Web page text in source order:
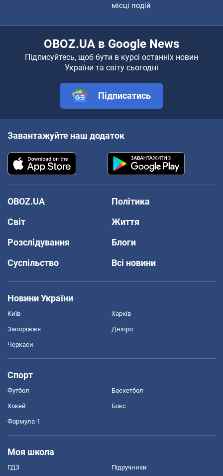
місці подій
OBOZ.UA в Google News
Підписуйтесь, щоб бути в курсі останніх новин
України та світу сьогодні
Підписатись
Завантажуйте наш додаток
OBOZ.UA
Політика
Світ
Життя
Розслідування
Блоги
Суспільство
Всі новини
Новини України
Київ Харків
Запоріжжя Дніпро
Черкаси
Спорт
Футбол Баскетбол
Хокей Бокс
Формула-1
Моя школа
ГДЗ Підручники